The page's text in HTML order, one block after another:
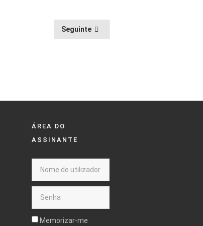
Seguinte
ÁREA DO
ASSINANTE
Memorizar-me